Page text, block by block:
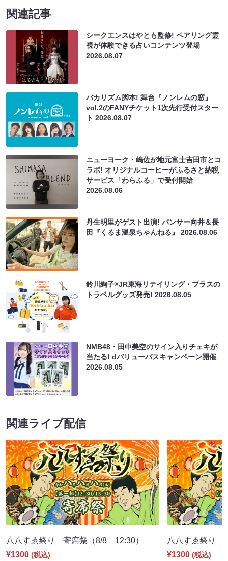
関連記事
シークエンスはやとも監修! ペアリング霊
視が体験できる占いコンテンツ登場
2026.08.07
バカリズム脚本! 舞台『ノンレムの窓』
vol.2のFANYチケット1次先行受付スター
ト2026.08.07
ニューヨーク・嶋佐が地元富士吉田市とコ
ラボ! オリジナルコーヒーがふるさと納税
サービス「わらふる」で受付開始
2026.08.06
丹生明里がゲスト出演! パンサー向井＆長
田『くるま温泉ちゃんねる』2026.08.06
鈴川絢子×JR東海リテイリング・プラスの
トラベルグッズ発売!2026.08.05
NMB48・田中美空のサイン入りチェキが
当たる! dバリューパスキャンペーン開催
2026.08.05
関連ライブ配信
八八すゑ祭り 寄席祭（8/8 12:30）
¥1300 (税込)
八八すゑ祭り
¥1300 (税込)